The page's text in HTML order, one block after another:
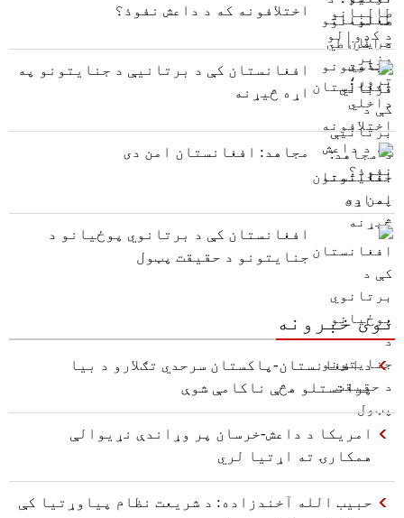
اختلافونه که د داعش نفوذ؟
افغانستان کې د برتانیې د جنایتونو په
اړه څیړنه
مجاهد: افغانستان امن دی
افغانستان کې د برتانوي پوځیانو د
جنایتونو د حقیقت پټول
نوی خبرونه
د افغانستان-پاکستان سرحدي تګلارو د بیا
پرانستلو هڅې ناکامې شوې
امریکا د داعش-خرسان پر وړاندې نړیوالې
همکارۍ ته اړتیا لري
حبیب الله آخندزاده: د شریعت نظام پیاوړتیا کې